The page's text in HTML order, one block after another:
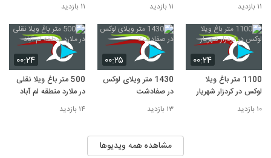
۱۱ بازدید ۱۱ بازدید ۱۱ بازدید
۰۰:۲۴
1100 متر باغ ویلا
لوکس در کردزار شهریار
۱۰ بازدید
۰۰:۲۵
1430 متر ویلای لوکس
در صفادشت
۱۳ بازدید
۰۰:۲۴
500 متر باغ ویلا نقلی
در ملارد منطقه لم آباد
۱۴ بازدید
مشاهده همه ویدیوها